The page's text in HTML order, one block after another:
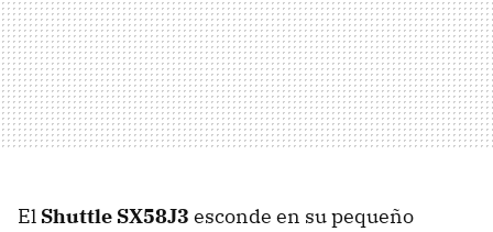
El Shuttle SX58J3 esconde en su pequeño